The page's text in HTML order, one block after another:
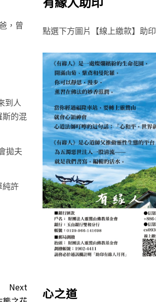
，曾
到人
的混
拋夫
純許
Next
點選下方圖片【線上繳款】助印
心之道